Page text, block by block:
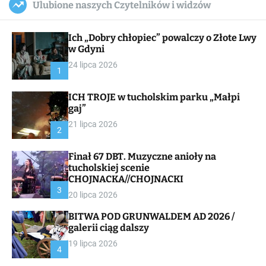
c
a
a
s
W
i
e
l
c
Ulubione naszych Czytelników i widzów
1
Ich „Dobry chłopiec” powalczy o Złote Lwy
w Gdyni
24 lipca 2026
2
ICH TROJE w tucholskim parku „Małpi
gaj”
21 lipca 2026
3
Finał 67 DBT. Muzyczne anioły na
tucholskiej scenie
CHOJNACKA//CHOJNACKI
20 lipca 2026
4
BITWA POD GRUNWALDEM AD 2026 /
galerii ciąg dalszy
19 lipca 2026